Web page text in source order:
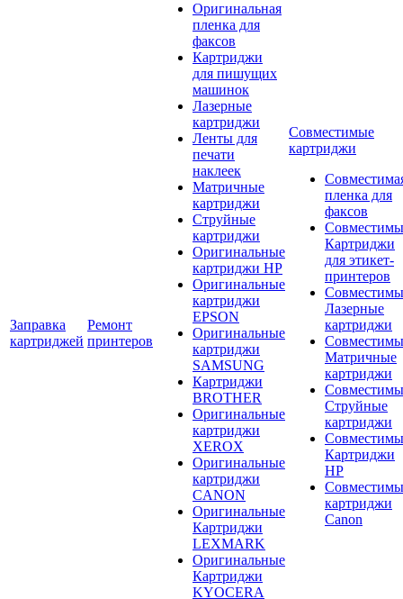
Заправка
картриджей
Ремонт
принтеров
Оригинальная
пленка для
факсов
Картриджи
для пишущих
машинок
Лазерные
картриджи
Ленты для
печати
наклеек
Матричные
картриджи
Струйные
картриджи
Оригинальные
картриджи HP
Оригинальные
картриджи
EPSON
Оригинальные
картриджи
SAMSUNG
Картриджи
BROTHER
Оригинальные
картриджи
XEROX
Оригинальные
картриджи
CANON
Оригинальные
Картриджи
LEXMARK
Оригинальные
Картриджи
KYOCERA
Совместимые
картриджи
пленка для
факсов
Картриджи
для этикет-
принтеров
Лазерные
картриджи
Матричные
картриджи
Струйные
картриджи
Картриджи
HP
картриджи
Canon